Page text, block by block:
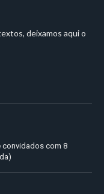
deixamos aqui o
convidados com 8